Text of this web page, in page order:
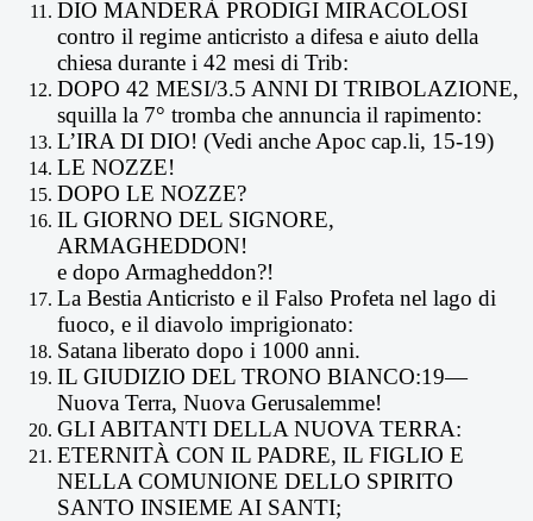
DIO MANDERÀ PRODIGI MIRACOLOSI
contro il regime anticristo a difesa e aiuto della
chiesa durante i 42 mesi di Trib:
DOPO 42 MESI/3.5 ANNI DI TRIBOLAZIONE,
squilla la 7° tromba che annuncia il rapimento:
L’IRA DI DIO! (Vedi anche Apoc cap.li, 15-19)
LE NOZZE!
DOPO LE NOZZE?
IL GIORNO DEL SIGNORE,
ARMAGHEDDON!
e dopo Armagheddon?!
La Bestia Anticristo e il Falso Profeta nel lago di
fuoco, e il diavolo imprigionato:
Satana liberato dopo i 1000 anni.
IL GIUDIZIO DEL TRONO BIANCO:19—
Nuova Terra, Nuova Gerusalemme!
GLI ABITANTI DELLA NUOVA TERRA:
ETERNITÀ CON IL PADRE, IL FIGLIO E
NELLA COMUNIONE DELLO SPIRITO
SANTO INSIEME AI SANTI;